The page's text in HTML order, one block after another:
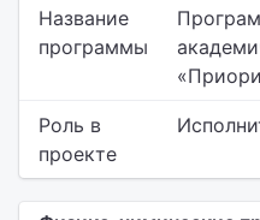
Название
программы
Роль в
проекте